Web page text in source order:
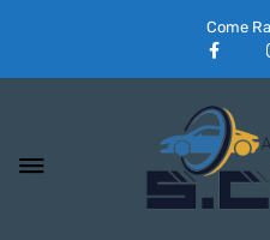
Come